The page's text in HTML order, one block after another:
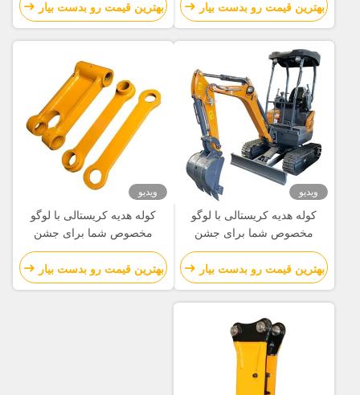
بهترین قیمت رو بدست بیار
بهترین قیمت رو بدست بیار
ویدیو
کوله هدیه کریستالی با لوگو
مخصوص شما برای جشن
کریسمس
بهترین قیمت رو بدست بیار
ویدیو
کوله هدیه کریستالی با لوگو
مخصوص شما برای جشن
کریسمس
بهترین قیمت رو بدست بیار